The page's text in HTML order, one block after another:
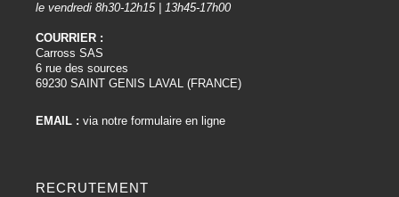
le vendredi 8h30-12h15 | 13h45-17h00
COURRIER :
Carross SAS
6 rue des sources
69230 SAINT GENIS LAVAL (FRANCE)
EMAIL : via notre formulaire en ligne
RECRUTEMENT